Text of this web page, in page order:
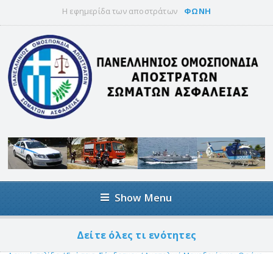
Η εφημερίδα των αποστράτων ΦΩΝΗ
Show Menu
Δείτε όλες τι ενότητες